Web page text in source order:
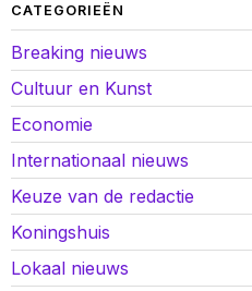
CATEGORIEËN
Breaking nieuws
Cultuur en Kunst
Economie
Internationaal nieuws
Keuze van de redactie
Koningshuis
Lokaal nieuws